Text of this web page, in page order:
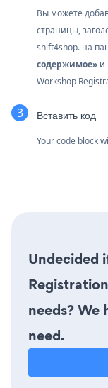
Вы можете
страницы,
shift4shop. на
содержимое» и
Workshop
Вставить код
Your code block
Undecided
needs? We
need.